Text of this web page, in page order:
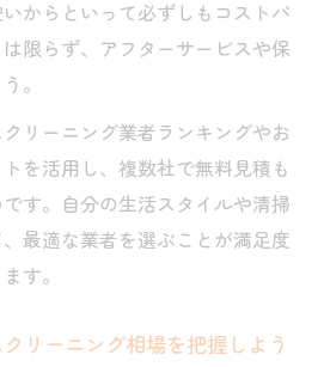
からといって必ずしもコストパ
限らず、アフターサービスや保
。
リーニング業者ランキングやお
を活用し、複数社で無料見積も
す。自分の生活スタイルや清掃
最適な業者を選ぶことが満足度
す。
リーニング相場を把握しよう